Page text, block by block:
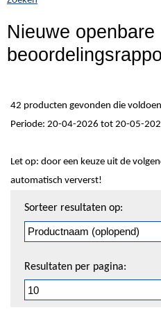
Nieuwe openbare
42 producten gevonden die
Periode: 20-04-2026 tot 20-05-
Let op: door een keuze uit de
automatisch ververst!
pagineren
Sorteer resultaten op:
Resultaten per pagina: